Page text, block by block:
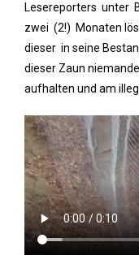
Lesereporters unter
zwei (2!) Monaten
dieser in seine
dieser Zaun
aufhalten und am